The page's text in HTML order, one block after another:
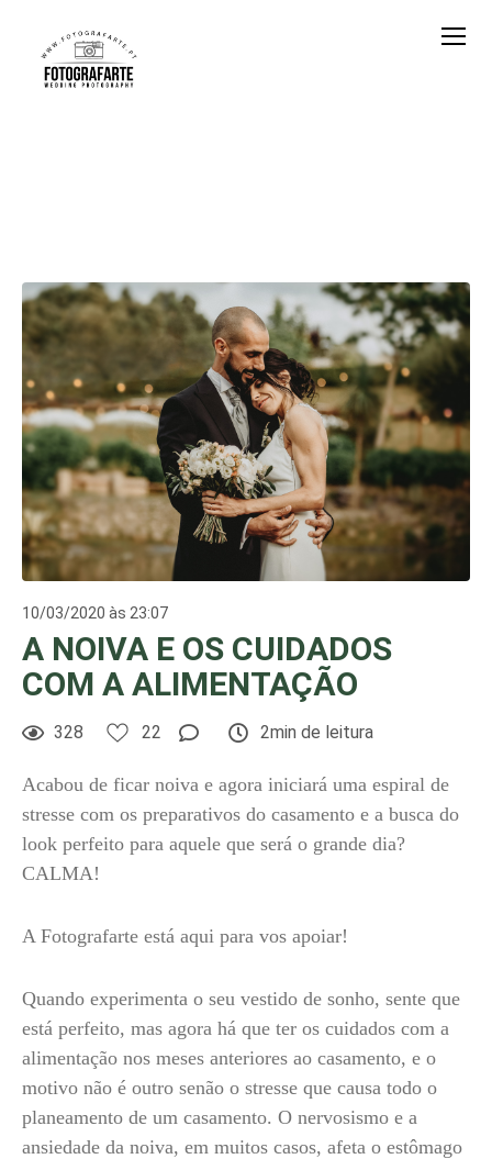
10/03/2020 às 23:07
A NOIVA E OS CUIDADOS
COM A ALIMENTAÇÃO
328 22 2min de leitura
Acabou de ficar noiva e agora iniciará uma espiral de
stresse com os preparativos do casamento e a busca do
look perfeito para aquele que será o grande dia?
CALMA!
A Fotografarte está aqui para vos apoiar!
Quando experimenta o seu vestido de sonho, sente que
está perfeito, mas agora há que ter os cuidados com a
alimentação nos meses anteriores ao casamento, e o
motivo não é outro senão o stresse que causa todo o
planeamento de um casamento. O nervosismo e a
ansiedade da noiva, em muitos casos, afeta o estômago